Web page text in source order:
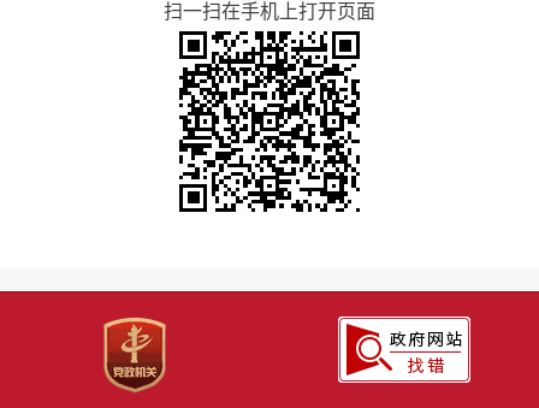
扫一扫在手机上打开页面